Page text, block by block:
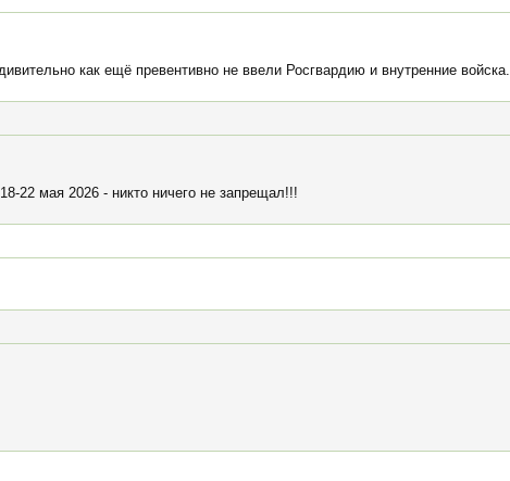
как ещё превентивно не ввели Росгвардию и внутренние войска.
22 мая 2026 - никто ничего не запрещал!!!